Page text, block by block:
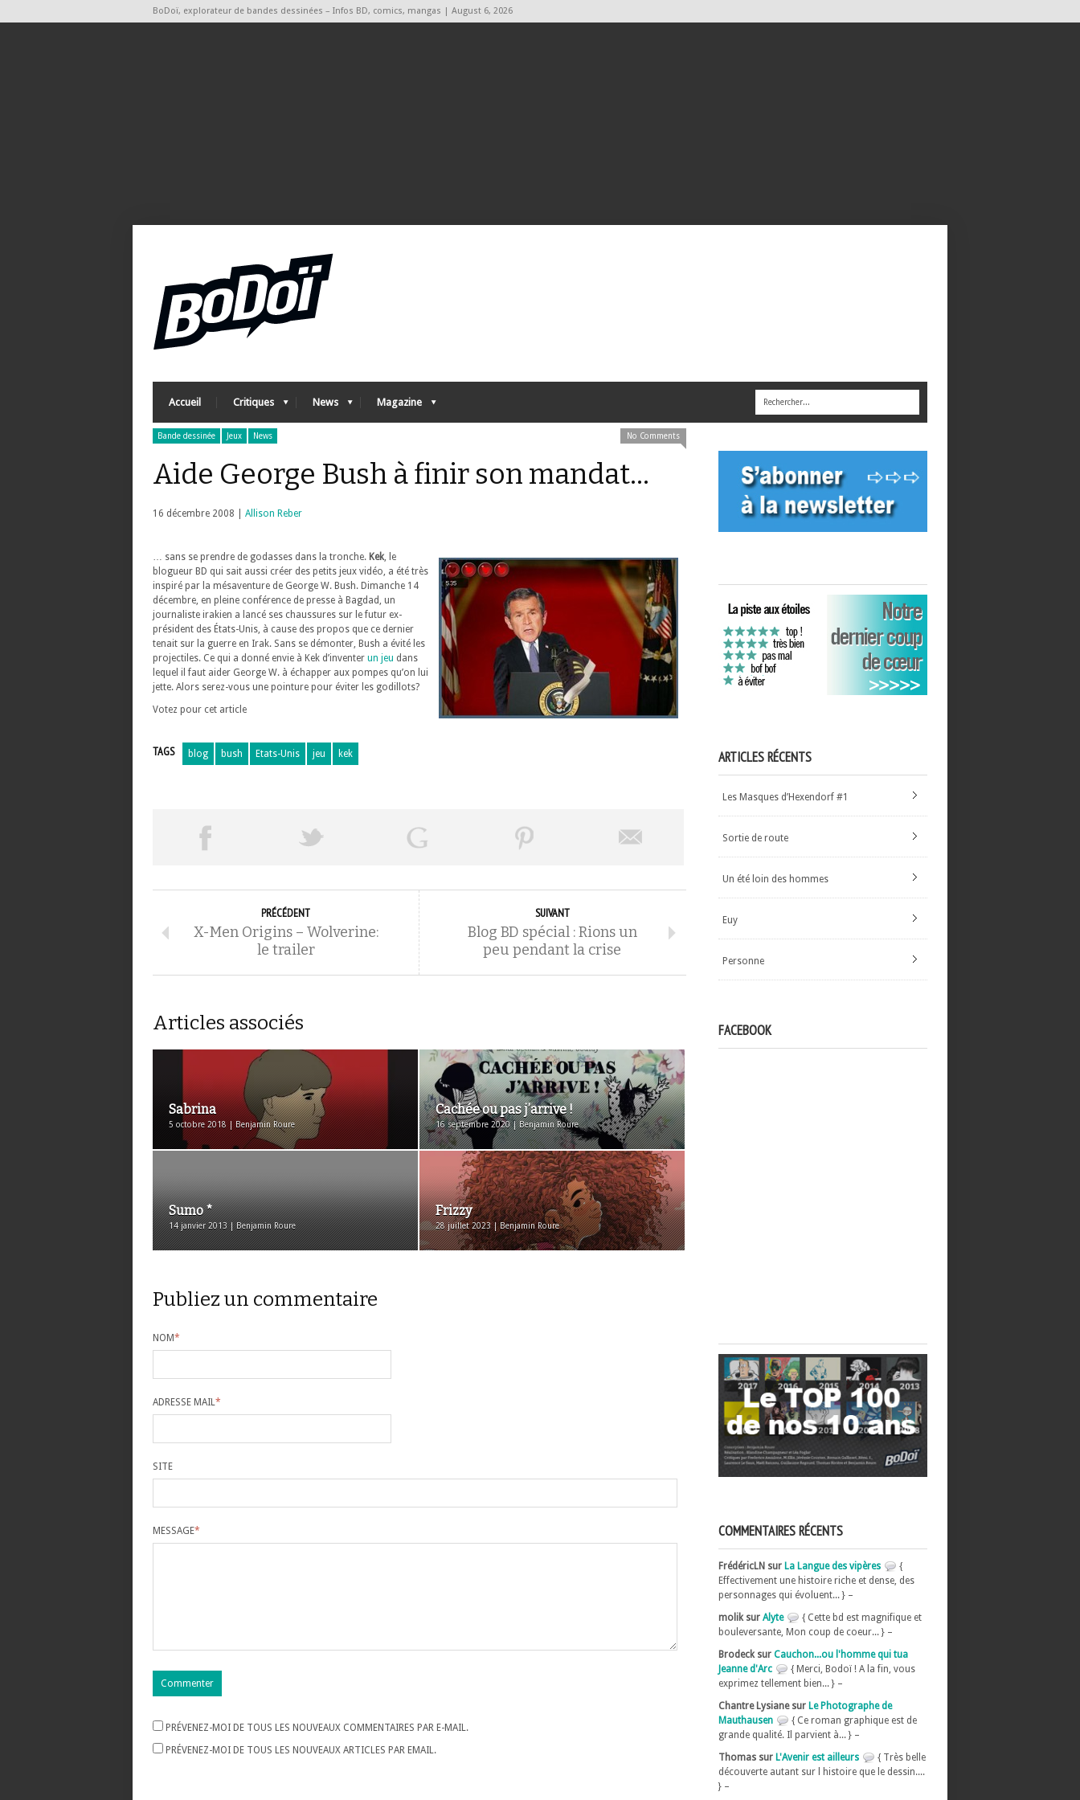
BoDoï, explorateur de bandes dessinées – Infos BD, comics, mangas | August 6, 2026
Accueil Critiques News Magazine
Bande dessinée Jeux News No Comments
Aide George Bush à finir son mandat…
16 décembre 2008 | Allison Reber
… sans se prendre de godasses dans la tronche. Kek, le
blogueur BD qui sait aussi créer des petits jeux vidéo, a été très
inspiré par la mésaventure de George W. Bush. Dimanche 14
décembre, en pleine conférence de presse à Bagdad, un
journaliste irakien a lancé ses chaussures sur le futur ex-
président des États-Unis, à cause des propos que ce dernier
tenait sur la guerre en Irak. Sans se démonter, Bush a évité les
projectiles. Ce qui a donné envie à Kek d’inventer un jeu dans
lequel il faut aider George W. à échapper aux pompes qu’on lui
jette. Alors serez-vous une pointure pour éviter les godillots?
Votez pour cet article
TAGS blog bush Etats-Unis jeu kek
PRÉCÉDENT
X-Men Origins – Wolverine:
le trailer
SUIVANT
Blog BD spécial : Rions un
peu pendant la crise
Articles associés
Sabrina
5 octobre 2018 | Benjamin Roure
Cachée ou pas j’arrive !
16 septembre 2020 | Benjamin Roure
Sumo *
14 janvier 2013 | Benjamin Roure
Frizzy
28 juillet 2023 | Benjamin Roure
Publiez un commentaire
NOM*
ADRESSE MAIL*
SITE
MESSAGE*
PRÉVENEZ-MOI DE TOUS LES NOUVEAUX COMMENTAIRES PAR E-MAIL.
PRÉVENEZ-MOI DE TOUS LES NOUVEAUX ARTICLES PAR EMAIL.
ARTICLES RÉCENTS
Les Masques d’Hexendorf #1
Sortie de route
Un été loin des hommes
Euy
Personne
FACEBOOK
COMMENTAIRES RÉCENTS
FrédéricLN sur La Langue des vipères
{
Effectivement une histoire riche et dense, des
personnages qui évoluent... } –
molik sur Alyte
{ Cette bd est magnifique et
bouleversante, Mon coup de coeur... } –
Brodeck sur Cauchon...ou l'homme qui tua
Jeanne d'Arc
{ Merci, Bodoï ! A la fin, vous
exprimez tellement bien... } –
Chantre Lysiane sur Le Photographe de
Mauthausen
{ Ce roman graphique est de
grande qualité. Il parvient à... } –
Thomas sur L'Avenir est ailleurs
{ Très belle
découverte autant sur l histoire que le dessin....
} –